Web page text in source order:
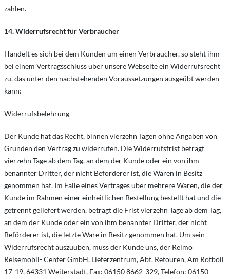
zahlen.
14. Widerrufsrecht für Verbraucher
Handelt es sich bei dem Kunden um einen Verbraucher, so steht ihm
bei einem Vertragsschluss über unsere Webseite ein Widerrufsrecht
zu, das unter den nachstehenden Voraussetzungen ausgeübt werden
kann:
Widerrufsbelehrung
Der Kunde hat das Recht, binnen vierzehn Tagen ohne Angaben von
Gründen den Vertrag zu widerrufen. Die Widerrufsfrist beträgt
vierzehn Tage ab dem Tag, an dem der Kunde oder ein von ihm
benannter Dritter, der nicht Beförderer ist, die Waren in Besitz
genommen hat. Im Falle eines Vertrages über mehrere Waren, die der
Kunde im Rahmen einer einheitlichen Bestellung bestellt hat und die
getrennt geliefert werden, beträgt die Frist vierzehn Tage ab dem Tag,
an dem der Kunde oder ein von ihm benannter Dritter, der nicht
Beförderer ist, die letzte Ware in Besitz genommen hat. Um sein
Widerrufsrecht auszuüben, muss der Kunde uns, der Reimo
Reisemobil- Center GmbH, Lieferzentrum, Abt. Retouren, Am Rotböll
17-19, 64331 Weiterstadt, Fax: 06150 8662-329, Telefon: 06150